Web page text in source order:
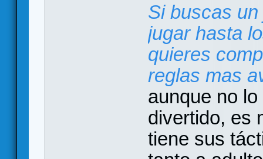
Si buscas
jugar hasta
quieres
reglas mas
aunque no
divertido, es
tiene sus